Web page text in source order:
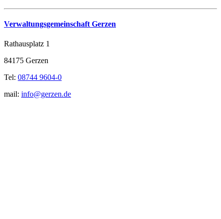
Verwaltungsgemeinschaft Gerzen
Rathausplatz 1
84175 Gerzen
Tel: 08744 9604-0
mail: info@gerzen.de